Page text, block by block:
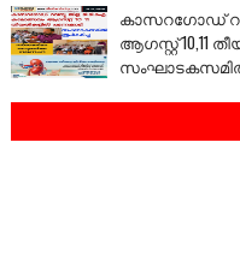
കാസറഗോഡ്
ആഗസ്റ്റ് 10,11